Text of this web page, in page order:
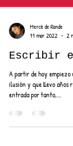
Mercé de Rande
11 mar 2022
2
Escribir
A partir de hoy empiezo
ilusión y que llevo años
entrada por tanto,...